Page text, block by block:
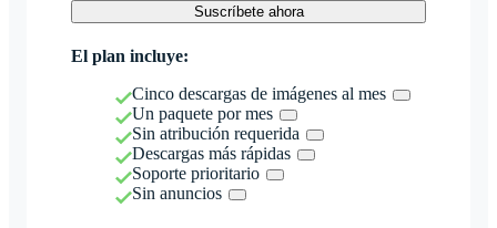
Suscríbete ahora
El plan incluye:
Cinco descargas de imágenes al mes
Un paquete por mes
Sin atribución requerida
Descargas más rápidas
Soporte prioritario
Sin anuncios